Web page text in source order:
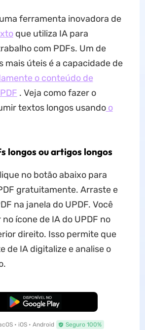
ferramenta inovadora de
que utiliza IA para
com PDFs. Um de
mais úteis é a capacidade de
o conteúdo de
. Veja como fazer o
textos longos usandoo
longos ou artigos longos
no botão abaixo para
gratuitamente. Arraste e
na janela do UPDF. Você
ícone de IA do UPDF no
direito. Isso permite que
de IA digitalize e analise o
Baixar Grátis
• iOS • Android Seguro 100%